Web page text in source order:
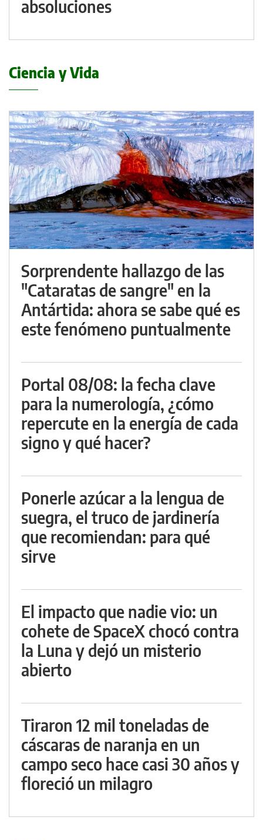
absoluciones
Ciencia y Vida
Sorprendente hallazgo de las
"Cataratas de sangre" en la
Antártida: ahora se sabe qué es
este fenómeno puntualmente
Portal 08/08: la fecha clave
para la numerología, ¿cómo
repercute en la energía de cada
signo y qué hacer?
Ponerle azúcar a la lengua de
suegra, el truco de jardinería
que recomiendan: para qué
sirve
El impacto que nadie vio: un
cohete de SpaceX chocó contra
la Luna y dejó un misterio
abierto
Tiraron 12 mil toneladas de
cáscaras de naranja en un
campo seco hace casi 30 años y
floreció un milagro